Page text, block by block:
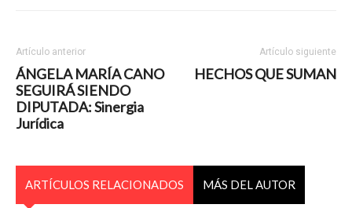
Artículo anterior
ÁNGELA MARÍA CANO
SEGUIRÁ SIENDO
DIPUTADA: Sinergia
Jurídica
Artículo siguiente
HECHOS QUE SUMAN
ARTÍCULOS RELACIONADOS MÁS DEL AUTOR